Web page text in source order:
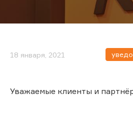
18 января, 2021
Уважаемые клиенты и